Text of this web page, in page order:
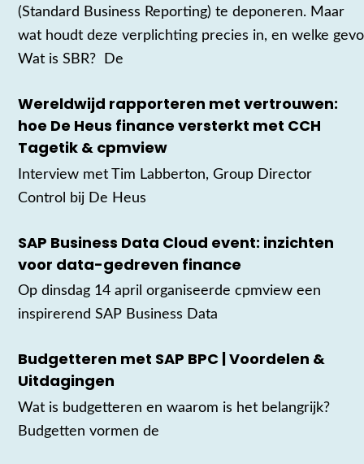
(Standard Business Reporting) te deponeren. Maar
wat houdt deze verplichting precies in, en welke
Wat is SBR? De
Wereldwijd rapporteren met vertrouwen:
hoe De Heus finance versterkt met CCH
Tagetik & cpmview
Interview met Tim Labberton, Group Director
Control bij De Heus
SAP Business Data Cloud event: inzichten
voor data-gedreven finance
Op dinsdag 14 april organiseerde cpmview een
inspirerend SAP Business Data
Budgetteren met SAP BPC | Voordelen &
Uitdagingen
Wat is budgetteren en waarom is het belangrijk?
Budgetten vormen de